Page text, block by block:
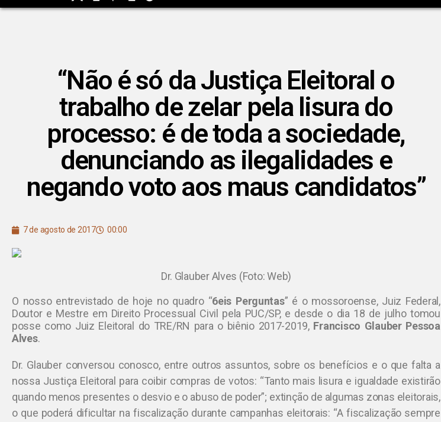
“Não é só da Justiça Eleitoral o
trabalho de zelar pela lisura do
processo: é de toda a sociedade,
denunciando as ilegalidades e
negando voto aos maus candidatos”
7 de agosto de 2017 00:00
Dr. Glauber Alves (Foto: Web)
O nosso entrevistado de hoje no quadro “6eis Perguntas” é o mossoroense, Juiz Federal,
Doutor e Mestre em Direito Processual Civil pela PUC/SP, e desde o dia 18 de julho tomou
posse como Juiz Eleitoral do TRE/RN para o biênio 2017-2019, Francisco Glauber Pessoa
Alves.
Dr. Glauber conversou conosco, entre outros assuntos, sobre os benefícios e o que falta a
nossa Justiça Eleitoral para coibir compras de votos: “Tanto mais lisura e igualdade existirão
quando menos presentes o desvio e o abuso de poder”; extinção de algumas zonas eleitorais,
o que poderá dificultar na fiscalização durante campanhas eleitorais: “A fiscalização sempre